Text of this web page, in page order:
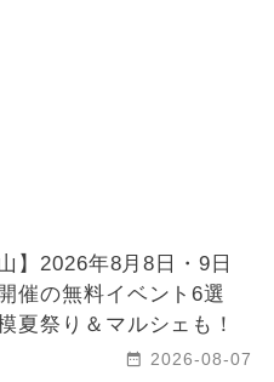
山】2026年8月8日・9日
催の無料イベント6選
夏祭り＆マルシェも！
2026-08-07